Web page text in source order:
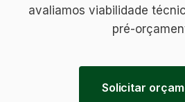
avaliamos viabilidade
pré-
Solicitar